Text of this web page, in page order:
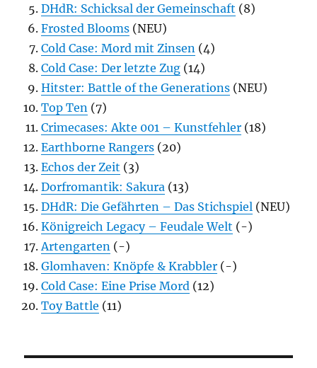
DHdR: Schicksal der Gemeinschaft (8)
Frosted Blooms (NEU)
Cold Case: Mord mit Zinsen (4)
Cold Case: Der letzte Zug (14)
Hitster: Battle of the Generations (NEU)
Top Ten (7)
Crimecases: Akte 001 – Kunstfehler (18)
Earthborne Rangers (20)
Echos der Zeit (3)
Dorfromantik: Sakura (13)
DHdR: Die Gefährten – Das Stichspiel (NEU)
Königreich Legacy – Feudale Welt (-)
Artengarten (-)
Glomhaven: Knöpfe & Krabbler (-)
Cold Case: Eine Prise Mord (12)
Toy Battle (11)